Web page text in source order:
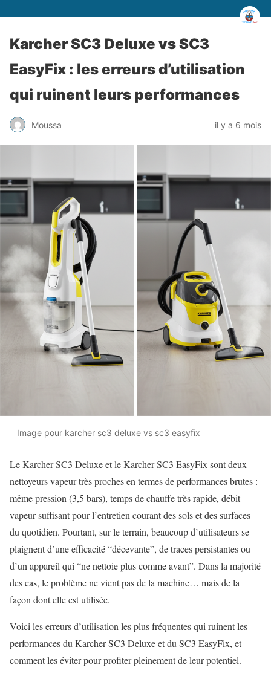
Karcher SC3 Deluxe vs SC3
EasyFix : les erreurs d’utilisation
qui ruinent leurs performances
Moussa il y a 6 mois
Image pour karcher sc3 deluxe vs sc3 easyfix
Le Karcher SC3 Deluxe et le Karcher SC3 EasyFix sont deux
nettoyeurs vapeur très proches en termes de performances brutes :
même pression (3,5 bars), temps de chauffe très rapide, débit
vapeur suffisant pour l’entretien courant des sols et des surfaces
du quotidien. Pourtant, sur le terrain, beaucoup d’utilisateurs se
plaignent d’une efficacité “décevante”, de traces persistantes ou
d’un appareil qui “ne nettoie plus comme avant”. Dans la majorité
des cas, le problème ne vient pas de la machine… mais de la
façon dont elle est utilisée.
Voici les erreurs d’utilisation les plus fréquentes qui ruinent les
performances du Karcher SC3 Deluxe et du SC3 EasyFix, et
comment les éviter pour profiter pleinement de leur potentiel.